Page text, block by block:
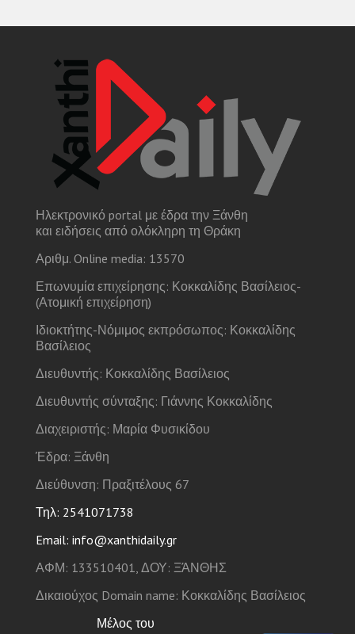
Ηλεκτρονικό portal με έδρα την Ξάνθη
και ειδήσεις από ολόκληρη τη Θράκη
Αριθμ. Online media: 13570
Επωνυμία επιχείρησης: Κοκκαλίδης Βασίλειος-
(Ατομική επιχείρηση)
Ιδιοκτήτης-Νόμιμος εκπρόσωπος: Κοκκαλίδης
Βασίλειος
Διευθυντής: Κοκκαλίδης Βασίλειος
Διευθυντής σύνταξης: Γιάννης Κοκκαλίδης
Διαχειριστής: Μαρία Φυσικίδου
Έδρα: Ξάνθη
Διεύθυνση: Πραξιτέλους 67
Τηλ: 2541071738
Email: info@xanthidaily.gr
ΑΦΜ: 133510401, ΔΟΥ: ΞΆΝΘΗΣ
Δικαιούχος Domain name: Κοκκαλίδης Βασίλειος
Μέλος του